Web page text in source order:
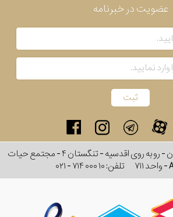
عضویت در خبرنامه
آدرس: تهران - خ پاسداران - رو به روی اقدسیه - تنگستان ۴ - مجتمع حیات
تلفن:۰۲۱ - ۷۱۴ ۰۰۰ ۱۰